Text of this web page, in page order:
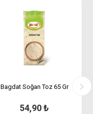
Bagdat Soğan Toz 65 Gr
54,90 ₺